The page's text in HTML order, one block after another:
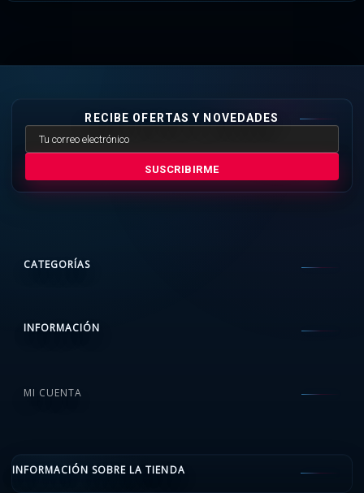
RECIBE OFERTAS Y NOVEDADES
SUSCRIBIRME
CATEGORÍAS
INFORMACIÓN
MI CUENTA
INFORMACIÓN SOBRE LA TIENDA